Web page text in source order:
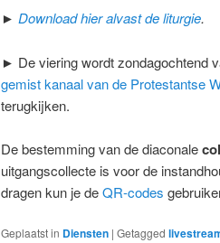
► Download hier alvast de liturgie.
► De viering wordt zondagochtend
gemist kanaal van de Protestantse
terugkijken.
De bestemming van de diaconale
uitgangscollecte is voor de
dragen kun je deQR-codes
Geplaatst in Diensten | Getagged